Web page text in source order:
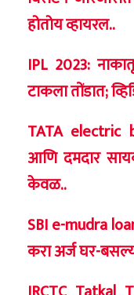
होतोय व्हायरल..
IPL 2023:
टाकला तोंडात;
TATA electric
आणि दमदार
केवळ..
SBI e-mudra
करा अर्ज घर-